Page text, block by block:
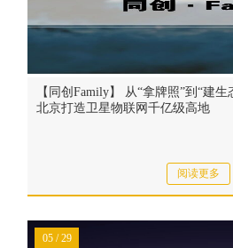
【同创Family】 从“拿牌照”到“建
北京打造卫星物联网千亿级高地
阅读更多
05 / 29